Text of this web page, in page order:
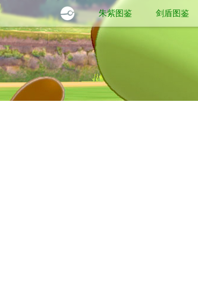
朱紫图鉴 剑盾图鉴